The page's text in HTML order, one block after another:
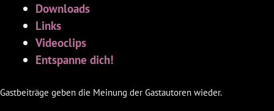
Downloads
Links
Videoclips
Entspanne dich!
Gastbeiträge geben die Meinung der Gastautoren wieder.